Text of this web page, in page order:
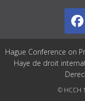
Hague Conference on
Haye de droit
© HCCH